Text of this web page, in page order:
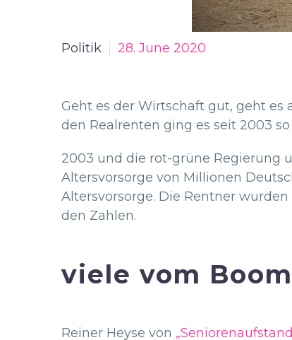
Politik 28. June 2020
Geht es der Wirtschaft gut, geht es
den Realrenten ging es seit 2003
2003 und die rot-grüne Regierung
Altersvorsorge von Millionen
Altersvorsorge. Die Rentner
den Zahlen.
viele vom
Reiner Heyse von